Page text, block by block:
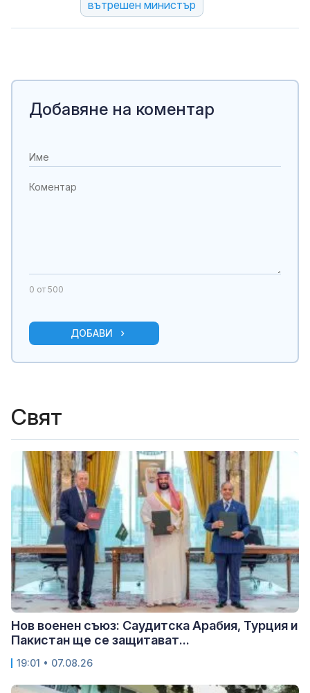
вътрешен министър
Добавяне на коментар
0 от 500
ДОБАВИ
Свят
Нов военен съюз: Саудитска Арабия, Турция и
Пакистан ще се защитават...
19:01 • 07.08.26